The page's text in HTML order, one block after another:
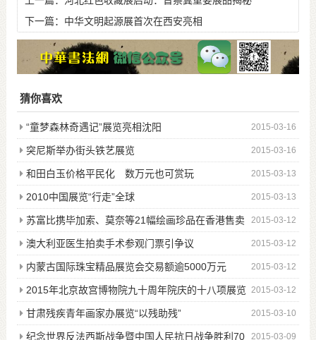
下一篇： 中华文明起源展首次在西安亮相
猜你喜欢
2015-03-16
“童梦森林奇遇记”展览亮相沈阳
2015-03-16
突尼斯举办街头铁艺展览
2015-03-13
和田白玉价格平民化 数万元也可赏玩
2015-03-13
2010中国展览“行走”全球
2015-03-12
苏富比携毕加索、莫奈等21幅绘画珍品在香港售卖
2015-03-12
澳大利亚医生拍卖手术参观门票引争议
2015-03-12
内蒙古国际珠宝精品展览会交易额逾5000万元
2015-03-12
2015年北京故宫博物院九十周年院庆的十八项展览
2015-03-10
甘肃残疾青年画家办展览“以残助残”
2015-03-09
纪念世界反法西斯战争暨中国人民抗日战争胜利70